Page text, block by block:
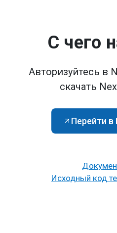
С чего
Авторизуйтесь в
скачать
Перейти в
Исходный код